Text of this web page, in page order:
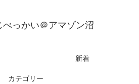
べっかい＠アマゾン沼
新着
カテゴリー